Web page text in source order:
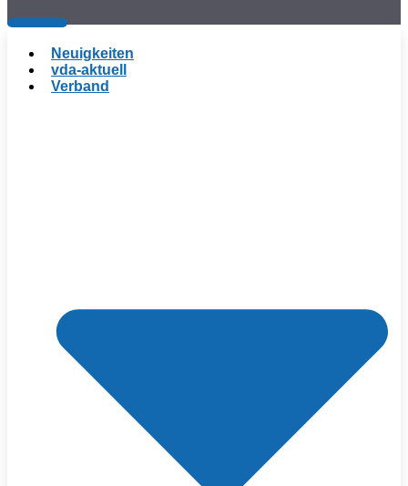
Neuigkeiten
vda-aktuell
Verband